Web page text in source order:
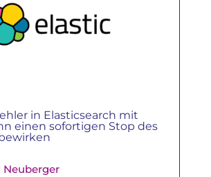
in Elasticsearch mit
einen sofortigen Stop des
Neuberger